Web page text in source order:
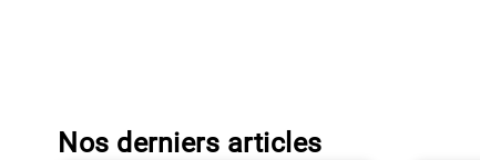
Nos derniers articles